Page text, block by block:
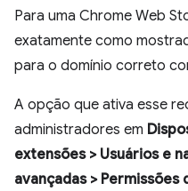
Para uma Chrome Web
exatamente como
para o domínio correto
A opção que ativa esse
administradores em
extensões > Usuários e
avançadas >